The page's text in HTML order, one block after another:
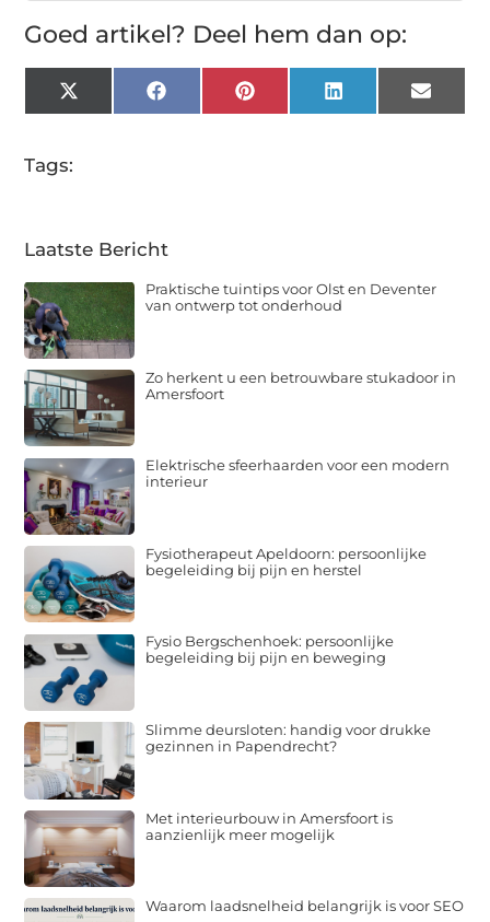
Goed artikel? Deel hem dan op:
X
(Twitter)
FacebookPinterestLinkedInEmail
Tags:
Laatste Bericht
Praktische tuintips voor Olst en Deventer
van ontwerp tot onderhoud
Zo herkent u een betrouwbare stukadoor in
Amersfoort
Elektrische sfeerhaarden voor een modern
interieur
Fysiotherapeut Apeldoorn: persoonlijke
begeleiding bij pijn en herstel
Fysio Bergschenhoek: persoonlijke
begeleiding bij pijn en beweging
Slimme deursloten: handig voor drukke
gezinnen in Papendrecht?
Met interieurbouw in Amersfoort is
aanzienlijk meer mogelijk
Waarom laadsnelheid belangrijk is voor SEO